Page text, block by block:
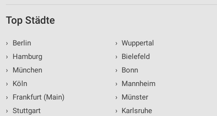
Top Städte
›
Berlin
›
Hamburg
›
München
›
Köln
›
Frankfurt (Main)
› Stuttgart
› Wuppertal
› Bielefeld
› Bonn
› Mannheim
› Münster
› Karlsruhe